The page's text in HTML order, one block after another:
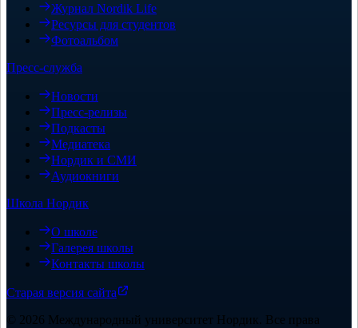
Журнал Nordik Life
Ресурсы для студентов
Фотоальбом
Пресс-служба
Новости
Пресс-релизы
Подкасты
Медиатека
Нордик и СМИ
Аудиокниги
Школа Нордик
О школе
Галерея школы
Контакты школы
Старая версия сайта
© 2026 Международный университет Нордик . Все права